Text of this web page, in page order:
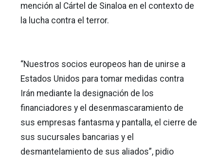
mención al Cártel de Sinaloa en el contexto de
la lucha contra el terror.
“Nuestros socios europeos han de unirse a
Estados Unidos para tomar medidas contra
Irán mediante la designación de los
financiadores y el desenmascaramiento de
sus empresas fantasma y pantalla, el cierre de
sus sucursales bancarias y el
desmantelamiento de sus aliados”, pidio